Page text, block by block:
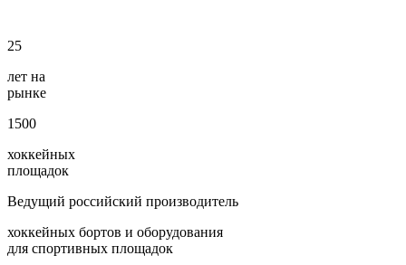
25
лет на
рынке
1500
хоккейных
площадок
Ведущий российский производитель
хоккейных бортов и оборудования
для спортивных площадок